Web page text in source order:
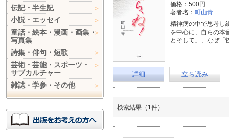
価格：500円
著者名： 町山青
精神病の中で思考し
を中心に、自らの本
とそして」、なぜ「
詳細 立ち読み
検索結果（1件）
伝記・半生記
小説・エッセイ
童話・絵本・漫画・画集・
写真集
詩集・俳句・短歌
芸術・芸能・スポーツ・
サブカルチャー
雑誌・学参・その他